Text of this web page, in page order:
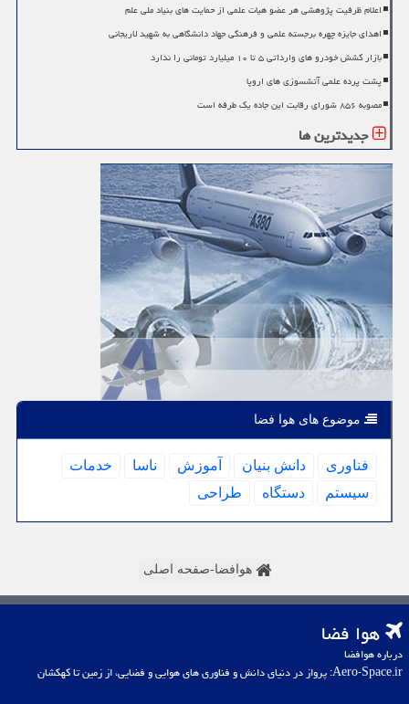
اعلام ظرفیت پژوهشی هر عضو هیات علمی از حمایت های بنیاد ملی علم
اهدای جایزه چهره برجسته علمی و فرهنگی جهاد دانشگاهی به شهید لاریجانی
بازار کشش خودرو های وارداتی ۵ تا ۱۰ میلیارد تومانی را ندارد
پشت پرده علمی آتشسوزی های اروپا
مصوبه ۸۵۶ شورای رقابت این جاده یک طرفه است
جدیدترین ها
موضوع های هوا فضا
فناوری دانش بنیان آموزش ناسا
خدمات
سیستم
دستگاه طراحی
هوافضا-صفحه اصلی
هوا فضا
درباره هوافضا
Aero-Space.ir: پرواز در دنیای دانش و فناوری های هوایی و فضایی، از زمین تا کهکشان